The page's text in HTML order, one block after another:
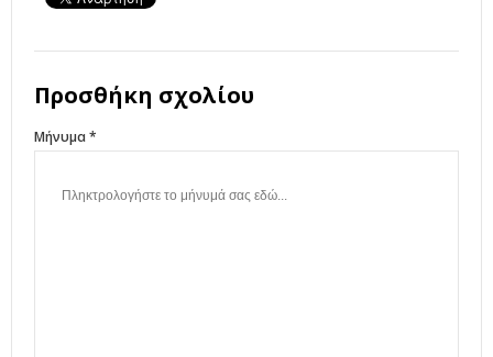
Προσθήκη σχολίου
Μήνυμα *